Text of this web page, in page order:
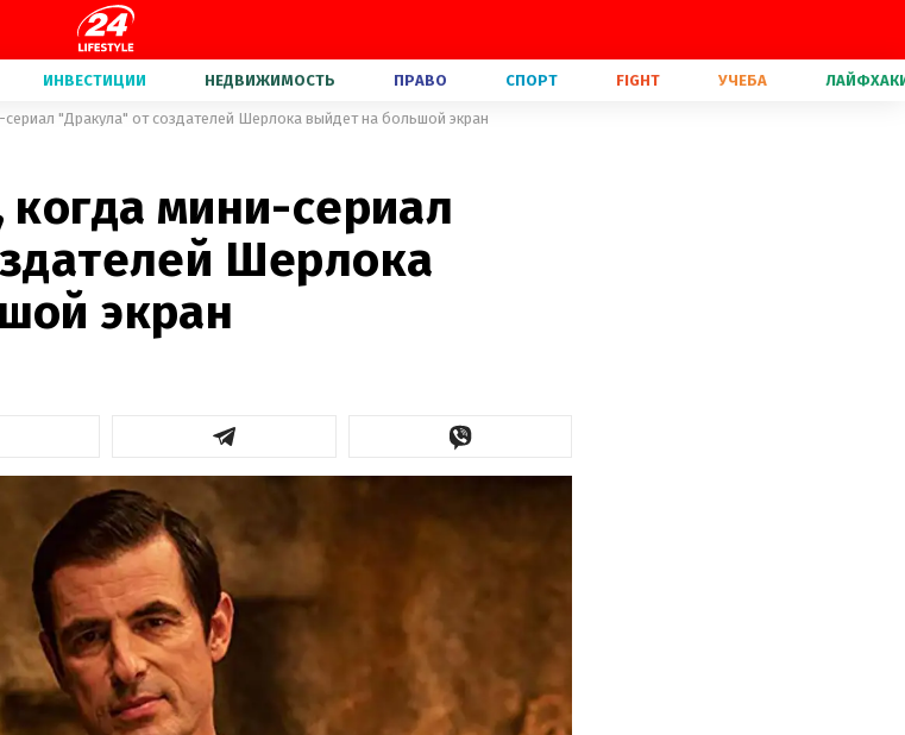
ИНВЕСТИЦИИ НЕДВИЖИМОСТЬ ПРАВО СПОРТ FIGHT УЧЕБА
сериал "Дракула" от создателей Шерлока выйдет на большой экран
когда мини-сериал
Шерлока
экран